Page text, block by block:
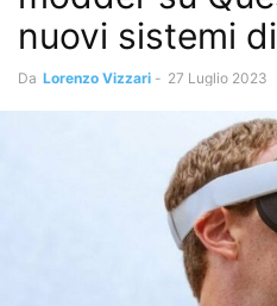
nuovi sistemi
Da Lorenzo Vizzari - 27 Luglio 2023